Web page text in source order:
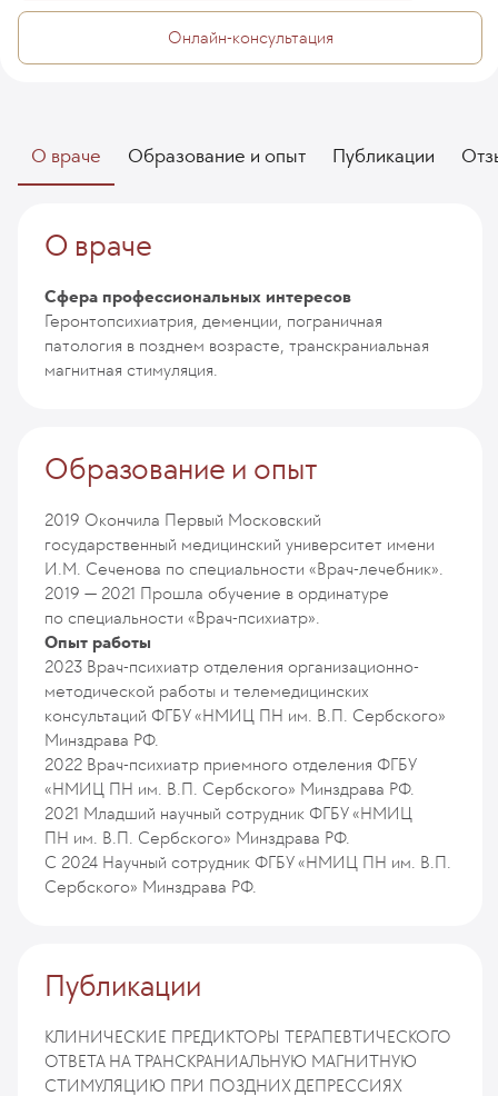
Онлайн-консультация
О враче Образование и опыт Публикации
О враче
Сфера профессиональных интересов
Геронтопсихиатрия, деменции, пограничная
патология в позднем возрасте, транскраниальная
магнитная стимуляция.
Образование и опыт
2019 Окончила Первый Московский
государственный медицинский университет имени
И.М. Сеченова по специальности «Врач-лечебник».
2019 — 2021 Прошла обучение в ординатуре
по специальности «Врач-психиатр».
Опыт работы
2023 Врач-психиатр отделения организационно-
методической работы и телемедицинских
консультаций ФГБУ «НМИЦ ПН им. В.П. Сербского»
Минздрава РФ.
2022 Врач-психиатр приемного отделения ФГБУ
«НМИЦ ПН им. В.П. Сербского» Минздрава РФ.
2021 Младший научный сотрудник ФГБУ «НМИЦ
ПН им. В.П. Сербского» Минздрава РФ.
С 2024 Научный сотрудник ФГБУ «НМИЦ ПН им. В.П.
Сербского» Минздрава РФ.
Публикации
КЛИНИЧЕСКИЕ ПРЕДИКТОРЫ ТЕРАПЕВТИЧЕСКОГО
ОТВЕТА НА ТРАНСКРАНИАЛЬНУЮ МАГНИТНУЮ
СТИМУЛЯЦИЮ ПРИ ПОЗДНИХ ДЕПРЕССИЯХ